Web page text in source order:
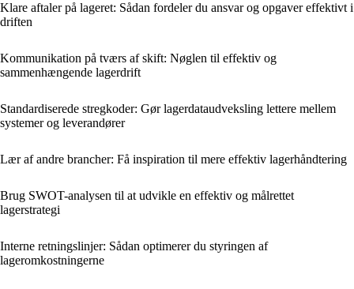
Klare aftaler på lageret: Sådan fordeler du ansvar og opgaver effektivt i
driften
Kommunikation på tværs af skift: Nøglen til effektiv og
sammenhængende lagerdrift
Standardiserede stregkoder: Gør lagerdataudveksling lettere mellem
systemer og leverandører
Lær af andre brancher: Få inspiration til mere effektiv lagerhåndtering
Brug SWOT-analysen til at udvikle en effektiv og målrettet
lagerstrategi
Interne retningslinjer: Sådan optimerer du styringen af
lageromkostningerne